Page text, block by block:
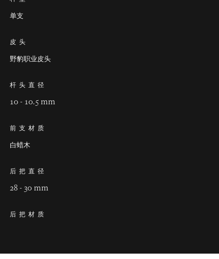
单支
皮头
野豹职业皮头
杆头直径
10 - 10.5 mm
前支材质
白蜡木
后把直径
28 - 30 mm
后把材质